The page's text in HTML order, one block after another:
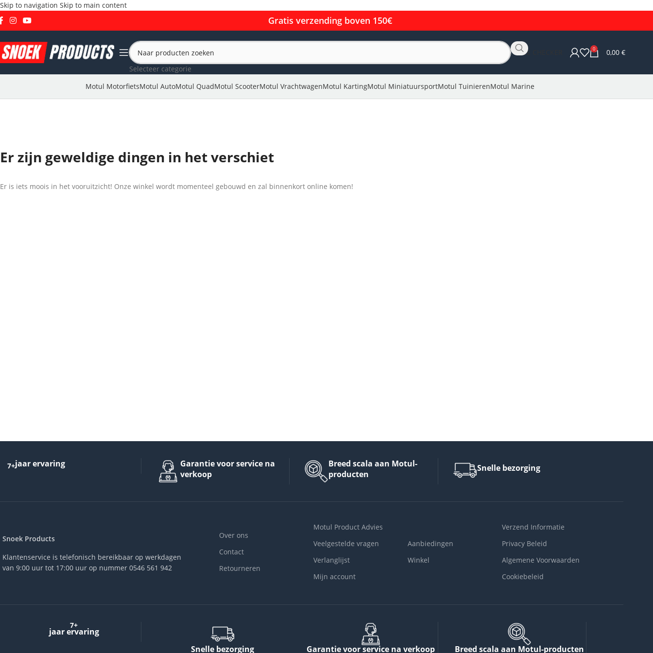
Skip to navigation Skip to main content
Gratis verzending boven 150€
Selecteer categorie
OLIE CHECKER 0 0,00 €
Motul MotorfietsMotul AutoMotul QuadMotul ScooterMotul VrachtwagenMotul KartingMotul MiniatuursportMotul TuinierenMotul Marine
Er zijn geweldige dingen in het verschiet
Er is iets moois in het vooruitzicht! Onze winkel wordt momenteel gebouwd en zal binnenkort online komen!
7+jaar ervaring
Garantie voor service na
verkoop
Breed scala aan Motul-
producten
Snelle bezorging
Snoek Products
Klantenservice is telefonisch bereikbaar op werkdagen
van 9:00 uur tot 17:00 uur op nummer 0546 561 942
Over ons
Contact
Retourneren
Motul Product Advies
Veelgestelde vragen
Verlanglijst
Mijn account
Aanbiedingen
Winkel
Verzend Informatie
Privacy Beleid
Algemene Voorwaarden
Cookiebeleid
7+
jaar ervaring
Snelle bezorging
Garantie voor service na verkoop Breed scala aan Motul-producten